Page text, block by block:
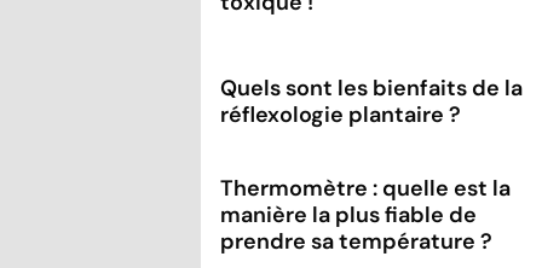
Quels sont les bienfaits de la
réflexologie plantaire ?
Thermomètre : quelle est la
manière la plus fiable de
prendre sa température ?